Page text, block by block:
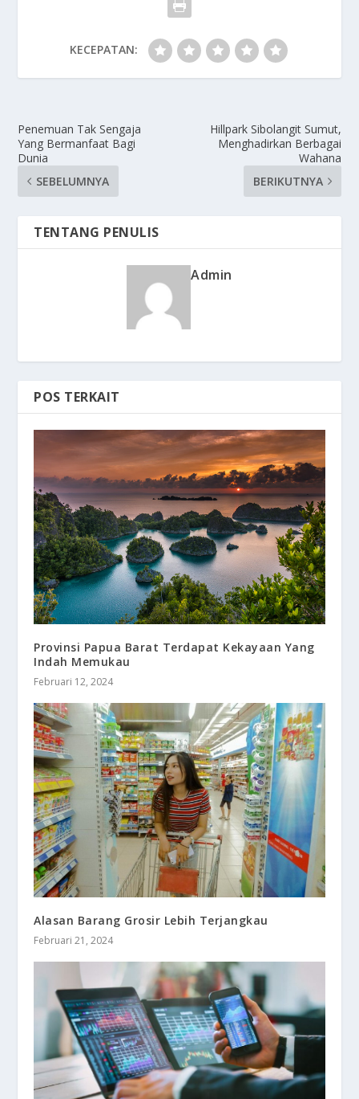
KECEPATAN:
Penemuan Tak Sengaja
Yang Bermanfaat Bagi
Dunia
SEBELUMNYA
Hillpark Sibolangit Sumut,
Menghadirkan Berbagai
Wahana
BERIKUTNYA
TENTANG PENULIS
Admin
POS TERKAIT
Provinsi Papua Barat Terdapat Kekayaan Yang
Indah Memukau
Februari 12, 2024
Alasan Barang Grosir Lebih Terjangkau
Februari 21, 2024